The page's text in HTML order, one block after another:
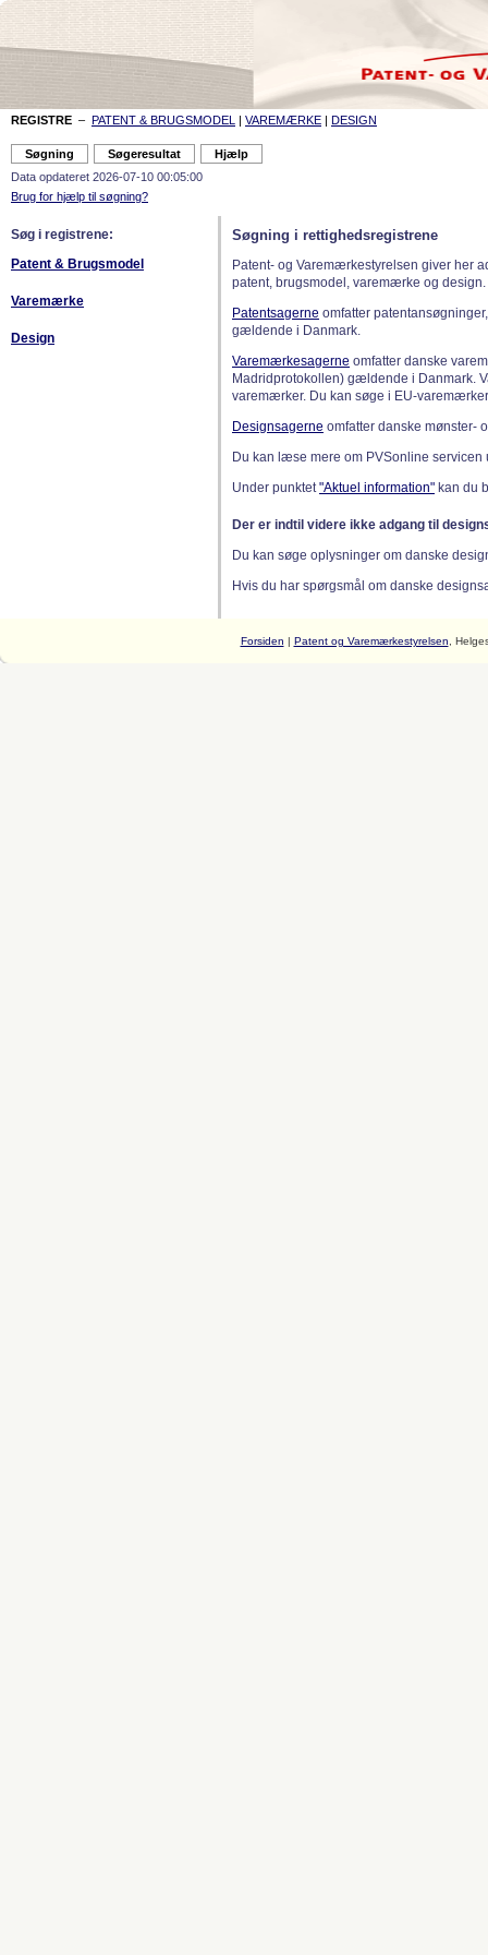
REGISTRE – PATENT & BRUGSMODEL | VAREMÆRKE | DESIGN
Data opdateret 2026-07-10 00:05:00
Brug for hjælp til søgning?
Søg i registrene:
Patent & Brugsmodel
Varemærke
Design
Søgning i rettighedsregistrene
Patent- og Varemærkestyrelsen giver her
patent, brugsmodel, varemærke og design.
Patentsagerne omfatter
gældende i Danmark.
Varemærkesagerne omfatter danske
Madridprotokollen) gældende i Danmark.
varemærker. Du kan søge i EU-
Designsagerne omfatter danske mønster-
Du kan læse mere om PVSonline
Under punktet"Aktuel information" kan du
Der er indtil videre ikke adgang til
Du kan søge oplysninger om danske
Hvis du har spørgsmål om danske
Forsiden | Patent og Varemærkestyrelsen ,